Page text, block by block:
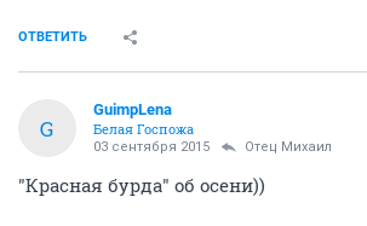
ОТВЕТИТЬ
G
GuimpLena
Белая Госпожа
03 сентября 2015 Отец Михаил
"Красная бурда" об осени))